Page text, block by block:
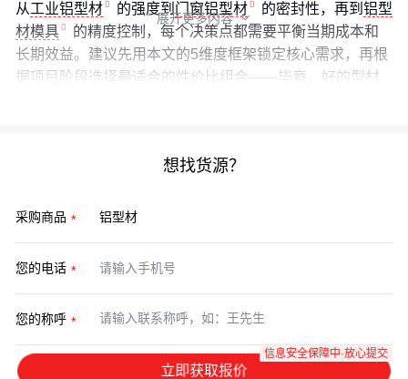
从工业铝型材 的强度到 门窗铝型材 的密封性，再到 铝型
材模具
的精度控制，每个决策点都需要平衡当期成本和
长期效益。建议先用本文的5维度框架锁定核心需求，再根
据项目阶段选择最适合的性价比组合——毕竟，好的型材
展开更多内容 
想找货源？
采购商品
您的电话
您的称呼
立即获取报价
信息安全保障中·放心提交